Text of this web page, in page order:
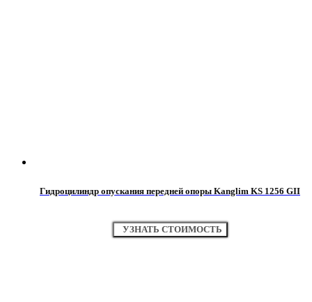
Гидроцилиндр опускания передней опоры Kanglim KS 1256 GII
УЗНАТЬ СТОИМОСТЬ